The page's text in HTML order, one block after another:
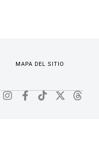
MAPA DEL SITIO